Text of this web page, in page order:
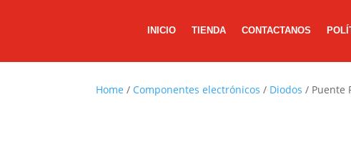
INICIO TIENDA CONTACTANOS
Home / Componentes electrónicos / Diodos / Puente